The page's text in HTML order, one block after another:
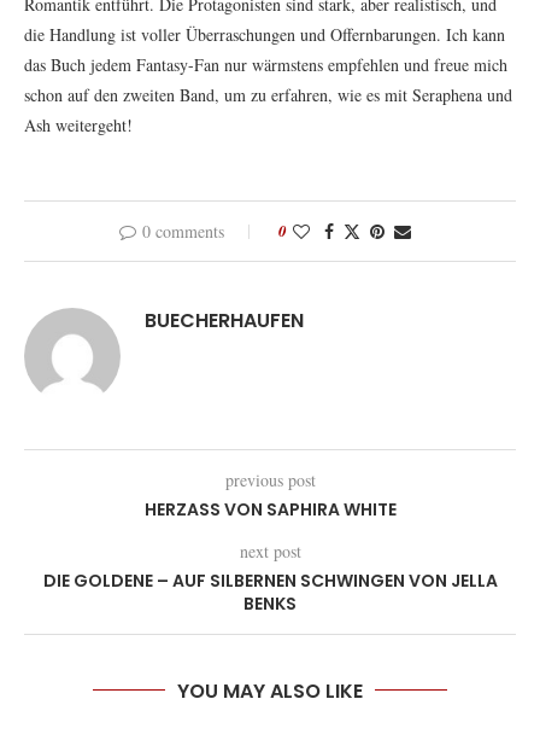
die Handlung ist voller Überraschungen und Offernbarungen. Ich kann
das Buch jedem Fantasy-Fan nur wärmstens empfehlen und freue mich
schon auf den zweiten Band, um zu erfahren, wie es mit Seraphena und
Ash weitergeht!
0 comments 0
BUECHERHAUFEN
previous post
HERZASS VON SAPHIRA WHITE
next post
DIE GOLDENE – AUF SILBERNEN SCHWINGEN VON JELLA
BENKS
YOU MAY ALSO LIKE